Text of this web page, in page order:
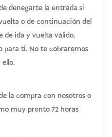
denegarte la entrada si
o de continuación del
de ida y vuelta válido,
para ti. No te cobraremos
la compra con nosotros o
muy pronto 72 horas